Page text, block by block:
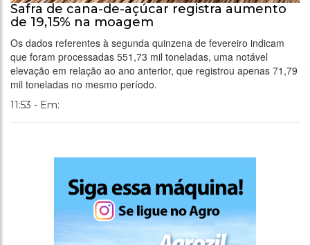
Safra de cana-de-açúcar registra aumento
de 19,15% na moagem
Os dados referentes à segunda quinzena de fevereiro indicam
que foram processadas 551,73 mil toneladas, uma notável
elevação em relação ao ano anterior, que registrou apenas 71,79
mil toneladas no mesmo período.
11:53 - Em: